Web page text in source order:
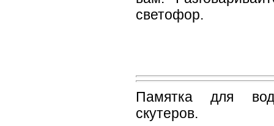
светофор.
Памятка для
скутеров.